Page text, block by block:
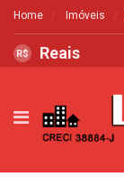
Home Imóveis
R$ Reais